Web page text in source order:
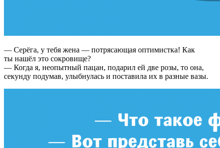
— Серёга, у тебя жена — потрясающая оптимистка! Как
ты нашёл это сокровище?
— Когда я, неопытный пацан, подарил ей две розы, то она,
секунду подумав, улыбнулась и поставила их в разные вазы.